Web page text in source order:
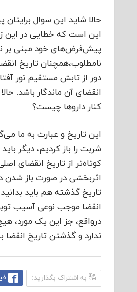
حالا شاید این سوال
این است که خطایی در این
پیش‌فرض‌های خود مبنی بر
نامطلوب،همچنان تاریخ
دور از تابش مستقیم نور
کنار داروها چیست؟
این تاریخ و عبارت به ما
اثربخشی در صورت باز شدن
تاریخ گذشته هم باید
انقضا موجب نوعی آسیب
درواقع، جز این یک مورد،
ندارد و گذشتن تاریخ
به اشتراک بگذارید: